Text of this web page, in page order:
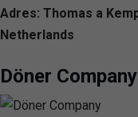
Adres: Thomas a
Netherlands
Döner Company